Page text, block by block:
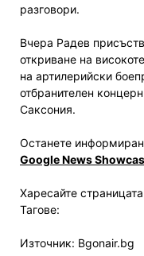
разговори.
Вчера Радев
откриване на
на артилерийски
отбранителен
Саксония.
Останете
Google News
Харесайте
Тагове:
Източник: Bgonair.bg